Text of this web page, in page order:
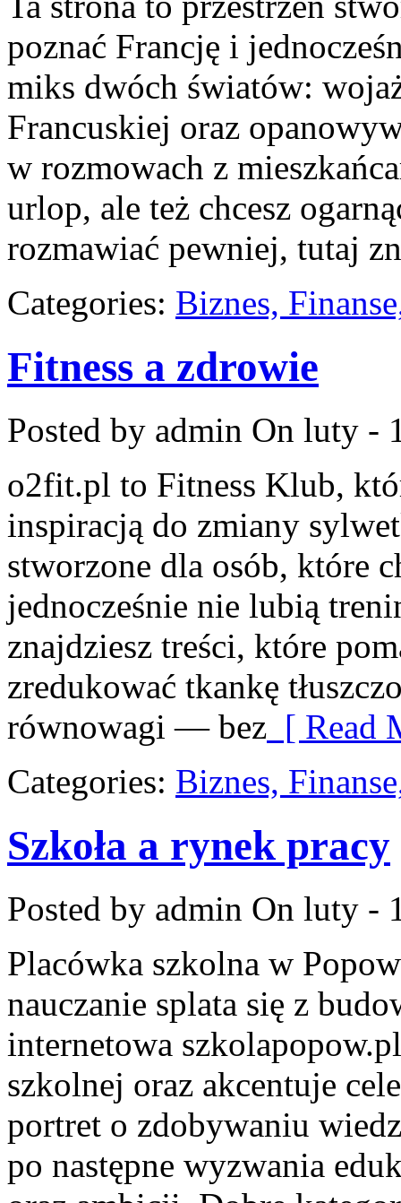
poznać Francję i
miks dwóch światów:
Francuskiej oraz
w rozmowach z
urlop, ale też chcesz
rozmawiać pewniej, tutaj
Categories: Biznes,
Fitness a zdrowie
Posted by admin On luty -
o2fit.pl to Fitness Klub,
inspiracją do zmiany
stworzone dla osób, które
jednocześnie nie lubią
znajdziesz treści, które
zredukować tkankę
równowagi — bez [ Read
Categories: Biznes,
Szkoła a rynek pracy
Posted by admin On luty -
Placówka szkolna w
nauczanie splata się z
internetowa
szkolnej oraz akcentuje
portret o zdobywaniu
po następne wyzwania